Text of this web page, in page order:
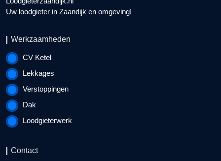
Uw loodgieter in Zaandijk en omgeving!
Werkzaamheden
CV Ketel
Lekkages
Verstoppingen
Dak
Loodgieterwerk
Contact